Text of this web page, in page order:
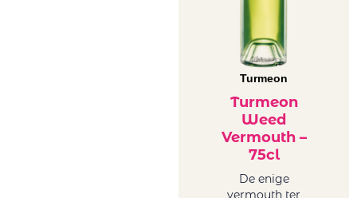
Turmeon
Turmeon
Weed
Vermouth –
75cl
De enige
vermouth ter